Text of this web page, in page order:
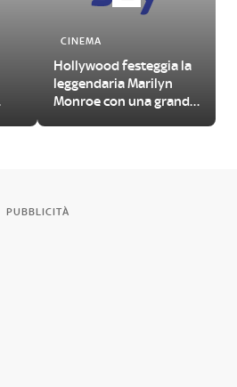
CINEMA
Hollywood festeggia la
leggendaria Marilyn
Monroe con una grande
PUBBLICITÀ